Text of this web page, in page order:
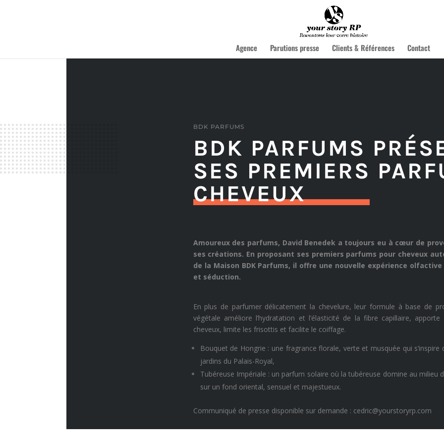
Agence Parutions presse Clients & Références Contact
BDK PARFUMS
BDK PARFUMS
SES PREMIERS
CHEVEUX
Amoureux des parfums, David Benedek a toujours eu à cœur de
ses créations. En proposant ses premiers parfums pour cheveux
de la Maison BDK Parfums, il offre une nouvelle expérience
et séduction.
En plus de parfumer délicatement la chevelure, leur formule à base de
végétale améliore l’hydratation et l’élasticité de la fibre capillaire,
cheveux, limite les frisottis et facilite le coiffage.
Bouquet de Hongrie : une fragrance florale, verte et musquée qui s’inspire
jardins du Palais-Royal,
Tubéreuse Impériale : un parfum solaire où la tubéreuse domine au milieu
sur un fond oriental, sensuel et majestueux.
Communiqué de presse disponible sur demande : cedric@yourstoryrp.com